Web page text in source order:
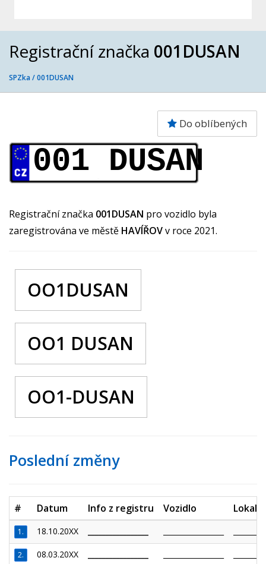
Registrační značka 001DUSAN
SPZka /001DUSAN
Do oblíbených
001 DUSAN
Registrační značka 001DUSAN pro vozidlo byla
zaregistrována ve městě HAVÍŘOVv roce 2021.
OO1DUSAN
OO1 DUSAN
OO1-DUSAN
Poslední změny
# Datum Info z registru Vozidlo
1. 18.10.20XX
2. 08.03.20XX